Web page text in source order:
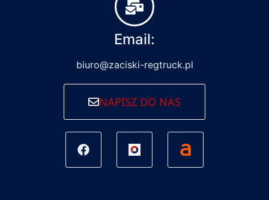
Email:
biuro@zaciski-regtruck.pl
NAPISZ DO NAS